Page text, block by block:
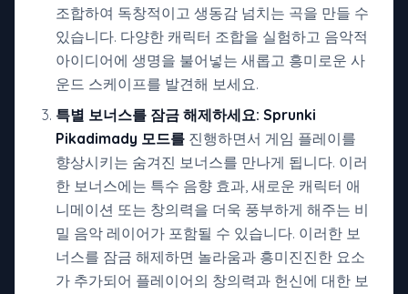
조합하여 독창적이고 생동감 넘치는 곡을 만들 수
있습니다. 다양한 캐릭터 조합을 실험하고 음악적
아이디어에 생명을 불어넣는 새롭고 흥미로운 사
운드 스케이프를 발견해 보세요.
특별 보너스를 잠금 해제하세요: Sprunki
Pikadimady 모드를 진행하면서 게임 플레이를
향상시키는 숨겨진 보너스를 만나게 됩니다. 이러
한 보너스에는 특수 음향 효과, 새로운 캐릭터 애
니메이션 또는 창의력을 더욱 풍부하게 해주는 비
밀 음악 레이어가 포함될 수 있습니다. 이러한 보
너스를 잠금 해제하면 놀라움과 흥미진진한 요소
가 추가되어 플레이어의 창의력과 헌신에 대한 보